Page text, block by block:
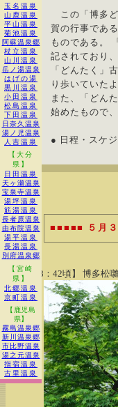
玉名温泉
山鹿温泉
平山温泉
菊池温泉
阿蘇温泉郷
杖立温泉
山川温泉
岳ノ湯温泉
はげの湯
黒川温泉
小田温泉
松島温泉
下田温泉
日奈久温泉
湯ノ児温泉
人吉温泉
【大分
県】
日田温泉
天ヶ瀬温泉
宝泉寺温泉
湯坪温泉
筋湯温泉
長者原温泉
由布院温泉
湯平温泉
長湯温泉
別府温泉郷
【宮崎
県】
北郷温泉
京町温泉
【鹿児島
県】
霧島温泉郷
新川温泉郷
市比野温泉
湯之元温泉
指宿温泉
古里温泉
この「博多
賀の行事であ
ものである。
記されており
「どんたく」
り歩いていた
また、「どん
始めたもので
● 日程・スケ
■■■■■ ５月
◆ 【8：42頃】 博多松